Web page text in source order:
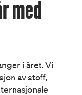
med
i året. Vi
av stoff,